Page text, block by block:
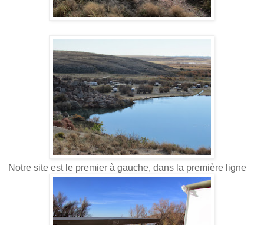
Notre site est le premier à gauche, dans la première ligne